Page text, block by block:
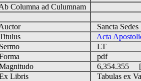
Columna ad Culumnam
Sancta
Acta
LT
pdf
6,354.355
Libris
Tabulas ex